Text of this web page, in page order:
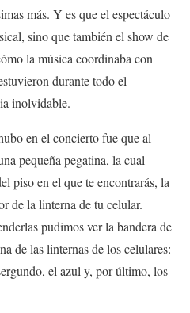
más. Y es que el espectáculo
sino que también el show de
la música coordinaba con
durante todo el
inolvidable.
en el concierto fue que al
pequeña pegatina, la cual
piso en el que te encontrarás, la
de la linterna de tu celular.
pudimos ver la bandera de
de las linternas de los celulares:
el azul y, por último, los